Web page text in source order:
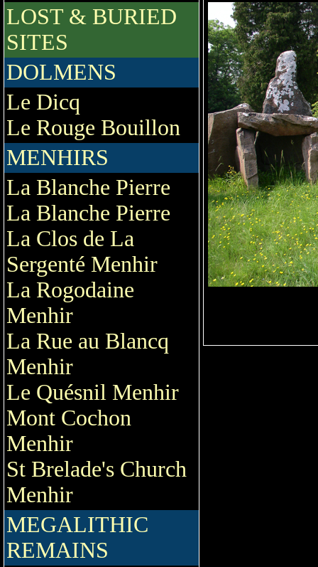
LOST & BURIED
SITES
DOLMENS
Le Dicq
Le Rouge Bouillon
MENHIRS
La Blanche Pierre
La Blanche Pierre
La Clos de La
Sergenté Menhir
La Rogodaine
Menhir
La Rue au Blancq
Menhir
Le Quésnil Menhir
Mont Cochon
Menhir
St Brelade's Church
Menhir
MEGALITHIC
REMAINS